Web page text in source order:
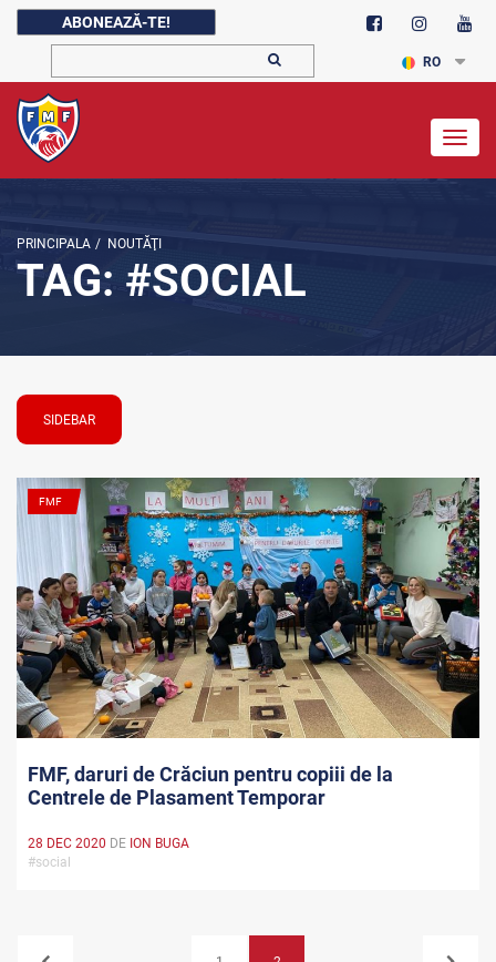
ABONEAZĂ-TE!
RO
PRINCIPALA / NOUTĂŢI
TAG: #SOCIAL
SIDEBAR
FMF
FMF, daruri de Crăciun pentru copiii de la
Centrele de Plasament Temporar
28 DEC 2020 DE ION BUGA
#social